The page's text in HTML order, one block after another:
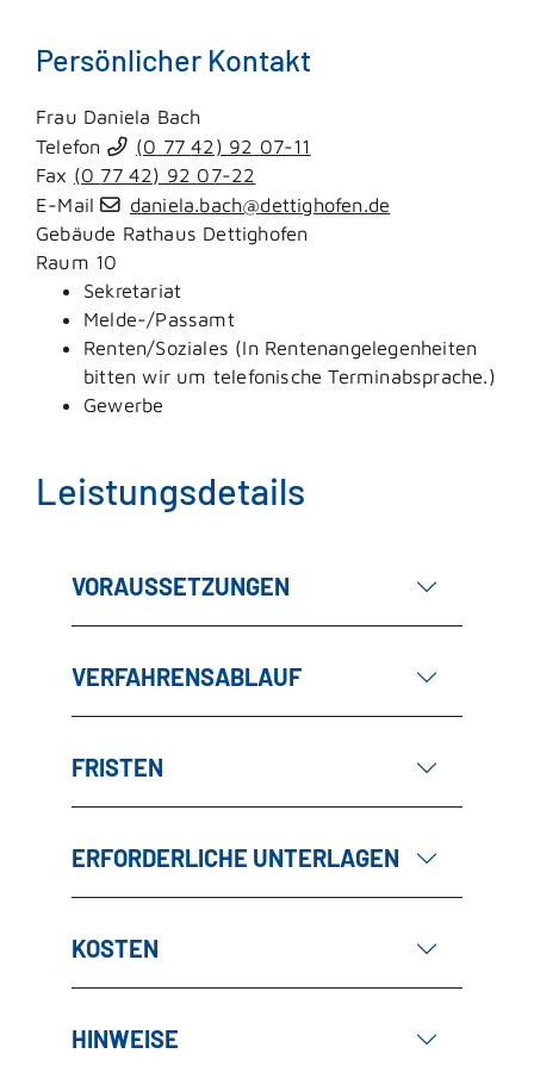
Persönlicher Kontakt
Frau Daniela Bach
Telefon
(0 77 42) 92 07-11
Fax (0 77 42) 92 07-22
E-Mail
daniela.bach@dettighofen.de
Gebäude Rathaus Dettighofen
Raum 10
Sekretariat
Melde-/Passamt
Renten/Soziales (In Rentenangelegenheiten
bitten wir um telefonische Terminabsprache.)
Gewerbe
Leistungsdetails
VORAUSSETZUNGEN
VERFAHRENSABLAUF
FRISTEN
ERFORDERLICHE UNTERLAGEN
KOSTEN
HINWEISE